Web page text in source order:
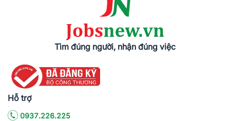
Tìm đúng người, nhận đúng việc
Hỗ trợ
0937.226.225